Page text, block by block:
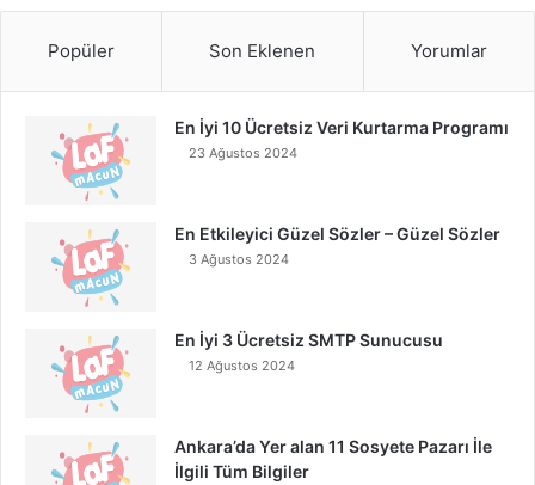
Popüler Son Eklenen Yorumlar
En İyi 10 Ücretsiz Veri Kurtarma Programı
23 Ağustos 2024
En Etkileyici Güzel Sözler – Güzel Sözler
3 Ağustos 2024
En İyi 3 Ücretsiz SMTP Sunucusu
12 Ağustos 2024
Ankara’da Yer alan 11 Sosyete Pazarı İle
İlgili Tüm Bilgiler